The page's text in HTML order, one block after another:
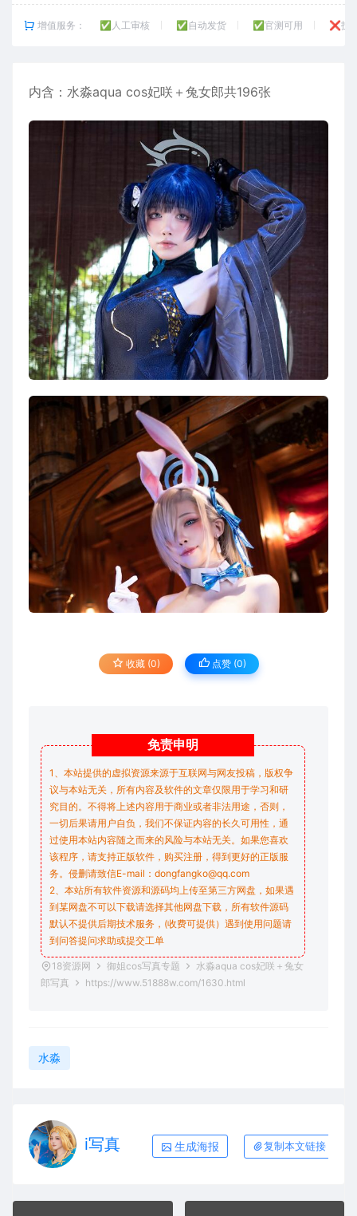
增值服务： ✅人工审核 ✅自动发货 ✅官测可用 ❌技
内含： 水淼aqua cos妃咲＋兔女郎共196张
收藏 (0) 点赞 (0)
免责申明
1、本站提供的虚拟资源来源于互联网与网友投稿，版权争
议与本站无关，所有内容及软件的文章仅限用于学习和研
究目的。不得将上述内容用于商业或者非法用途，否则，
一切后果请用户自负，我们不保证内容的长久可用性，通
过使用本站内容随之而来的风险与本站无关。如果您喜欢
该程序，请支持正版软件，购买注册，得到更好的正版服
务。侵删请致信E-mail：dongfangko@qq.com
2、本站所有软件资源和源码均上传至第三方网盘，如果遇
到某网盘不可以下载请选择其他网盘下载，所有软件源码
默认不提供后期技术服务，(收费可提供）遇到使用问题请
到问答提问求助或提交工单
18资源网 御姐cos写真专题
水淼aqua cos妃咲＋兔女
郎写真
https://www.51888w.com/1630.html
水淼
i写真 生成海报 复制本文链接